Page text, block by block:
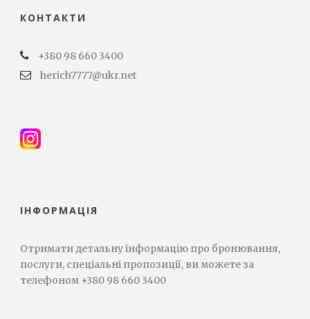
КОНТАКТИ
+380 98 660 3400
herich7777@ukr.net
ІНФОРМАЦІЯ
Отримати детальну інформацію про бронювання,
послуги, спеціальні пропозиції, ви можете за
телефоном +380 98 660 3400